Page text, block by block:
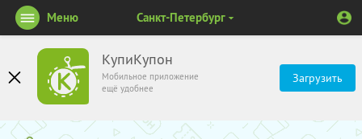
КупиКупон
Мобильное приложение
ещё удобнее
Загрузить
Меню Санкт-Петербург